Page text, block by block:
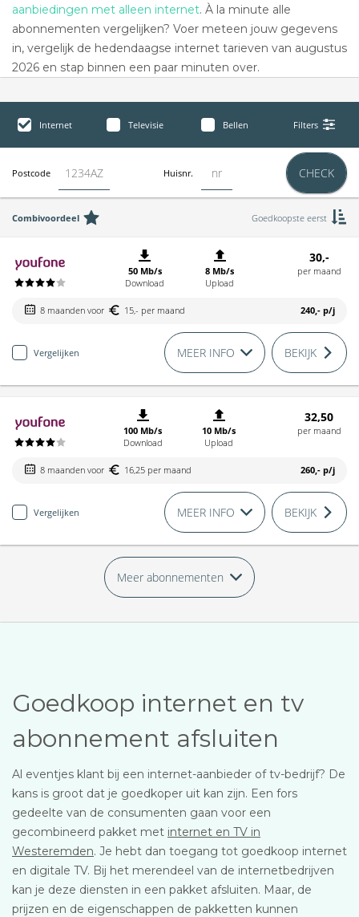
aanbiedingen met alleen internet. À la minute alle
abonnementen vergelijken? Voer meteen jouw gegevens
in, vergelijk de hedendaagse internet tarieven van augustus
2026 en stap binnen een paar minuten over.
Internet Televisie Bellen Filters
Postcode Huisnr. CHECK
Combivoordeel Goedkoopste eerst
50 Mb/s
Download
8 Mb/s
Upload
30,-
per maand
8 maanden voor 15,- per maand 240,- p/j
Vergelijken MEER INFO BEKIJK
100 Mb/s
Download
10 Mb/s
Upload
32,50
per maand
8 maanden voor 16,25 per maand 260,- p/j
Vergelijken MEER INFO BEKIJK
Meer abonnementen
Goedkoop internet en tv
abonnement afsluiten
Al eventjes klant bij een internet-aanbieder of tv-bedrijf? De
kans is groot dat je goedkoper uit kan zijn. Een fors
gedeelte van de consumenten gaan voor een
gecombineerd pakket met internet en TV in
Westeremden. Je hebt dan toegang tot goedkoop internet
en digitale TV. Bij het merendeel van de internetbedrijven
kan je deze diensten in een pakket afsluiten. Maar, de
prijzen en de eigenschappen de pakketten kunnen